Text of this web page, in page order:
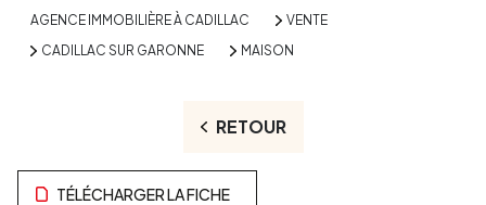
AGENCE IMMOBILIÈRE À CADILLAC
VENTE
CADILLAC SUR GARONNE
MAISON
RETOUR
TÉLÉCHARGER LA FICHE